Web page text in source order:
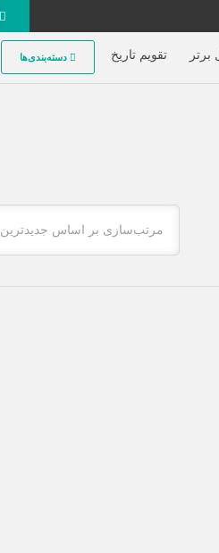
تقویم تاریخ دسته‌بندی‌ها
مرتب‌سازی بر اساس جدیدترین